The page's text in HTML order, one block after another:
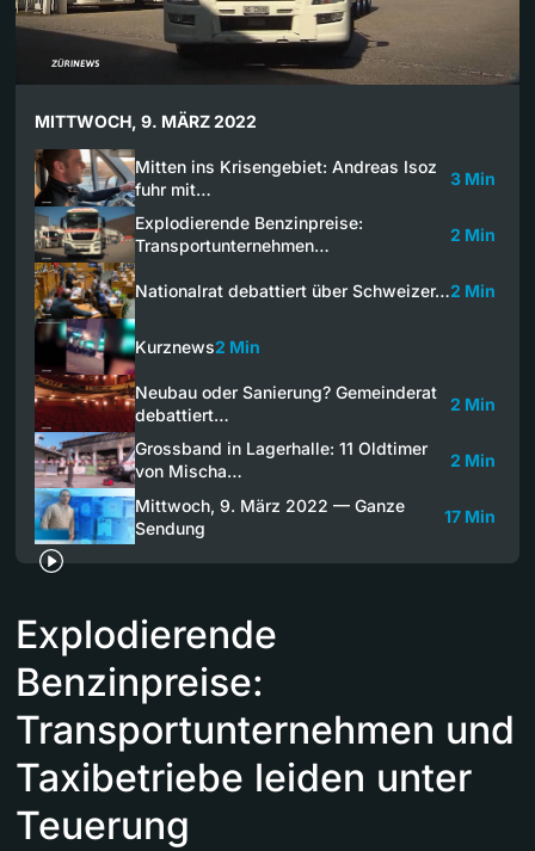
MITTWOCH, 9. MÄRZ 2022
Mitten ins Krisengebiet: Andreas Isoz
fuhr mit…
3 Min
Explodierende Benzinpreise:
Transportunternehmen…
2 Min
Nationalrat debattiert über Schweizer…2 Min
Kurznews2 Min
Neubau oder Sanierung? Gemeinderat
debattiert…
2 Min
Grossband in Lagerhalle: 11 Oldtimer
von Mischa…
2 Min
Mittwoch, 9. März 2022 — Ganze
Sendung
17 Min
Explodierende
Benzinpreise:
Transportunternehmen und
Taxibetriebe leiden unter
Teuerung